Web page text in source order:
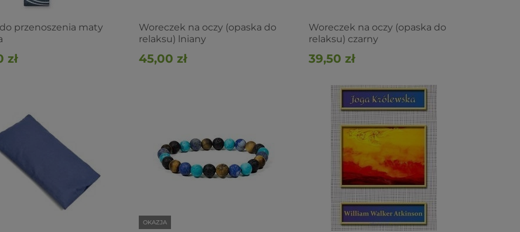
przenoszenia maty
zł
Woreczek na oczy (opaska do
relaksu) lniany
45,00 zł
Woreczek na oczy (opaska do
relaksu) czarny
39,50 zł
OKAZJA